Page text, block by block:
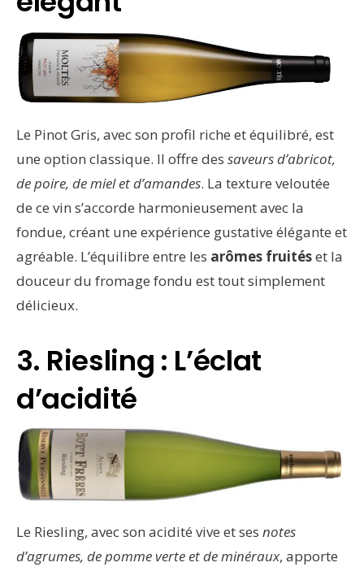
Le Pinot Gris, avec son profil riche et équilibré, est
une option classique. Il offre des saveursd’abricot,
de poire, de miel et d’amandes. La texture veloutée
de ce vin s’accorde harmonieusement avec la
fondue, créant une expérience gustative élégante et
agréable. L’équilibre entre les arômes fruitéset la
douceur du fromage fondu est tout simplement
délicieux.
3. Riesling : L’éclat
d’acidité
Le Riesling, avec son acidité vive et ses notes
d’agrumes, de pomme verte et de minéraux, apporte